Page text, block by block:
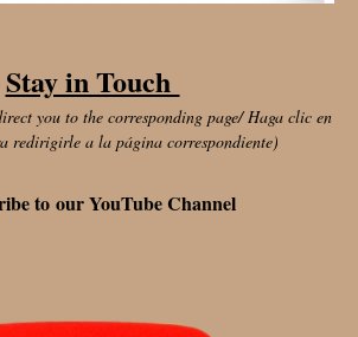
Stay in Touch
you to the corresponding page/ Haga clic en
redirigirle a la página correspondiente)
to our YouTube Channel